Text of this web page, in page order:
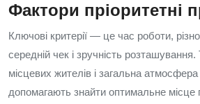
Фактори пріоритетні
Ключові критерії — це час роботи,
середній чек і зручність
місцевих жителів і загальна
допомагають знайти оптимальне місце